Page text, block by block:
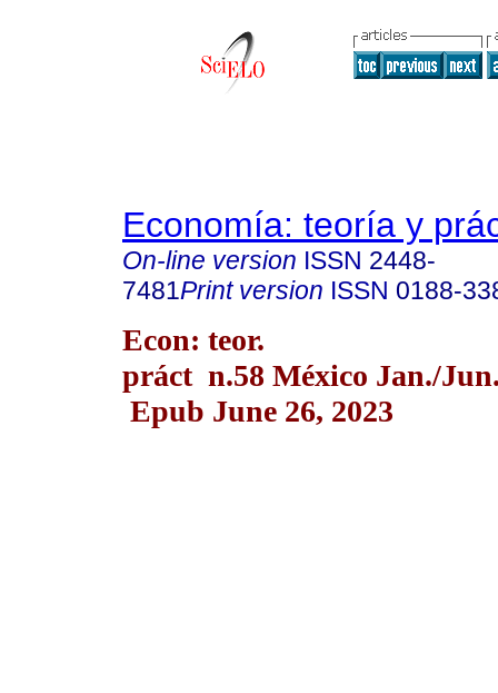
Economía: teoría y
On-line version ISSN 2448-
7481Print version ISSN 0188-
Econ: teor.
práct n.58 México Jan./
Epub June 26, 2023